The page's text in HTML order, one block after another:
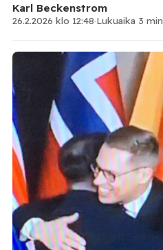
Karl Beckenstrom
26.2.2026 klo 12:48·Lukuaika 3 min